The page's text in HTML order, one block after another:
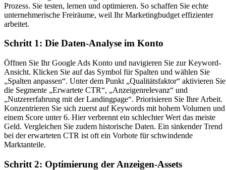
Prozess. Sie testen, lernen und optimieren. So schaffen Sie echte
unternehmerische Freiräume, weil Ihr Marketingbudget effizienter
arbeitet.
Schritt 1: Die Daten-Analyse im Konto
Öffnen Sie Ihr Google Ads Konto und navigieren Sie zur Keyword-
Ansicht. Klicken Sie auf das Symbol für Spalten und wählen Sie
„Spalten anpassen“. Unter dem Punkt „Qualitätsfaktor“ aktivieren Sie
die Segmente „Erwartete CTR“, „Anzeigenrelevanz“ und
„Nutzererfahrung mit der Landingpage“. Priorisieren Sie Ihre Arbeit.
Konzentrieren Sie sich zuerst auf Keywords mit hohem Volumen und
einem Score unter 6. Hier verbrennt ein schlechter Wert das meiste
Geld. Vergleichen Sie zudem historische Daten. Ein sinkender Trend
bei der erwarteten CTR ist oft ein Vorbote für schwindende
Marktanteile.
Schritt 2: Optimierung der Anzeigen-Assets